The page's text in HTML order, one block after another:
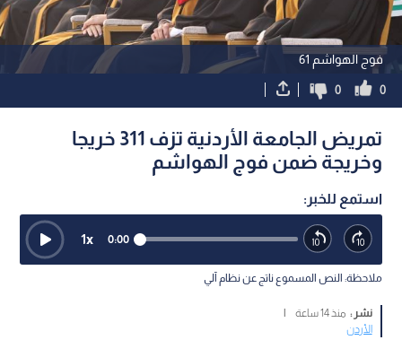
فوج الهواشم 61
0
0
تمريض الجامعة الأردنية تزف 311 خريجا
وخريجة ضمن فوج الهواشم
استمع للخبر:
0:00
1x
ملاحظة: النص المسموع ناتج عن نظام آلي
نشر : منذ 14 ساعة
|
الأردن